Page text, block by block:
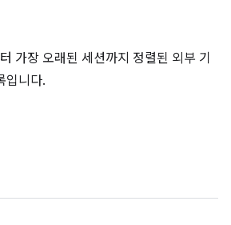
가장 오래된 세션까지 정렬된 외부 기
입니다.